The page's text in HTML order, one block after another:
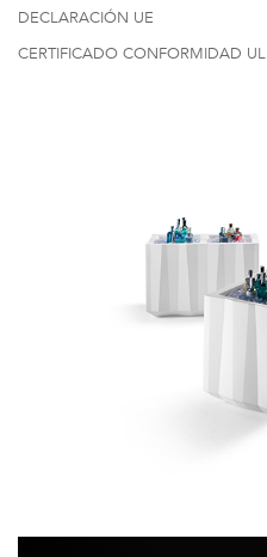
DECLARACIÓN UE
CERTIFICADO CONFORMIDAD UL